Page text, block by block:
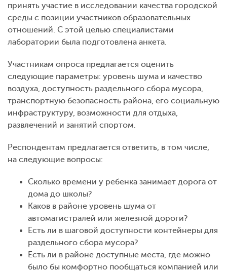
принять участие в исследовании качества городской
среды с позиции участников образовательных
отношений. С этой целью специалистами
лаборатории была подготовлена анкета.
Участникам опроса предлагается оценить
следующие параметры: уровень шума и качество
воздуха, доступность раздельного сбора мусора,
транспортную безопасность района, его социальную
инфраструктуру, возможности для отдыха,
развлечений и занятий спортом.
Респондентам предлагается ответить, в том числе,
на следующие вопросы:
Сколько времени у ребенка занимает дорога от
дома до школы?
Каков в районе уровень шума от
автомагистралей или железной дороги?
Есть ли в шаговой доступности контейнеры для
раздельного сбора мусора?
Есть ли в районе доступные места, где можно
было бы комфортно пообщаться компанией или